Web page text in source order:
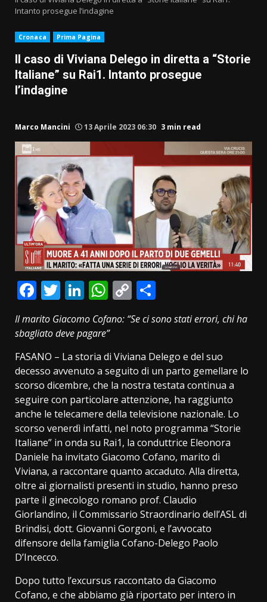
Intanto prosegue l’indagine
Cronaca Prima Pagina
Il caso di Viviana Delego in diretta a “Storie
Italiane” su Rai1. Intanto prosegue
l’indagine
Marco Mancini 13 Aprile 2023 06:30 3 min read
Facebook
Twitter
LinkedIn
WhatsApp
Copy
Link
Il marito Giacomo Cofano: “Se ci sono stati errori, chi ha
sbagliato deve pagare”
FASANO – La storia di Viviana Delego e del suo
decesso avvenuto a seguito di un parto gemellare lo
scorso dicembre, che la nostra testata continua a
seguire con particolare attenzione, ha raggiunto
anche le telecamere della televisione nazionale. Lo
scorso venerdì infatti, nel noto programma “Storie
Italiane” in onda su Rai1, la conduttrice Eleonora
Daniele ha invitato Giacomo Cofano, marito di
Viviana, a raccontare quanto accaduto. Alla diretta,
oltre ai giornalisti presenti in studio, hanno preso
parte il ginecologo romano prof. Claudio
Giorlandino, il Commissario Straordinario dell’ASL di
Brindisi, dott. Giovanni Gorgoni, e l’avvocato
difensore della famiglia Cofano-Delego Paolo
D’Incecco.
Dopo tutto l’excursus raccontato da Giacomo
Cofano, e che abbiamo già riportato per intero in